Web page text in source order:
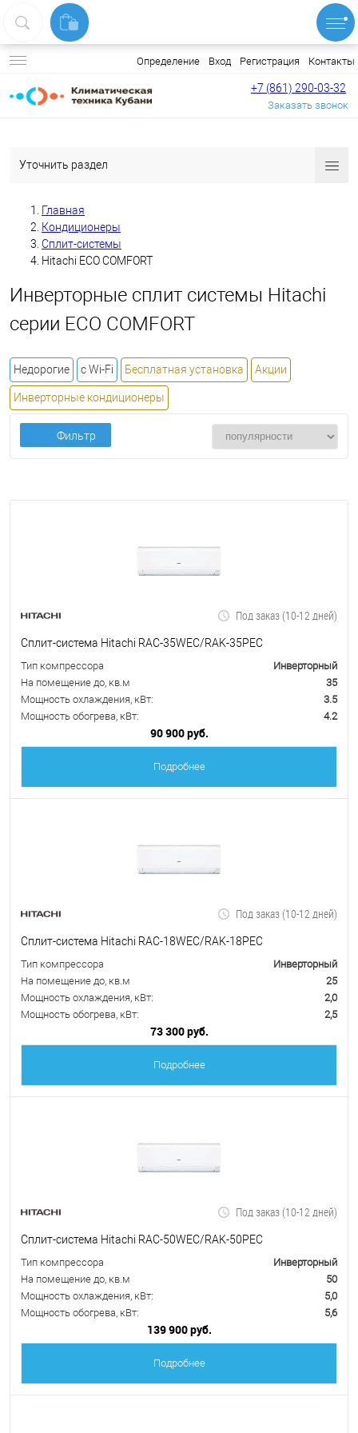
Определение Вход Регистрация Контакты
+7 (861) 290-03-32
Заказать звонок
Уточнить раздел
Главная
Кондиционеры
Сплит-системы
Hitachi ECO COMFORT
Инверторные сплит системы Hitachi
серии ECO COMFORT
Недорогие с Wi-Fi Бесплатная установка Акции
Инверторные кондиционеры
Фильтр
Под заказ (10-12 дней)
Сплит-система Hitachi RAC-35WEC/RAK-35PEC
Тип компрессора
Инверторный
На помещение до, кв.м
35
Мощность охлаждения, кВт:
3.5
Мощность обогрева, кВт:
4.2
90 900 руб.
Подробнее
Под заказ (10-12 дней)
Сплит-система Hitachi RAC-18WEC/RAK-18PEC
Тип компрессора
Инверторный
На помещение до, кв.м
25
Мощность охлаждения, кВт:
2,0
Мощность обогрева, кВт:
2,5
73 300 руб.
Подробнее
Под заказ (10-12 дней)
Сплит-система Hitachi RAC-50WEC/RAK-50PEC
Тип компрессора
Инверторный
На помещение до, кв.м
50
Мощность охлаждения, кВт:
5,0
Мощность обогрева, кВт:
5,6
139 900 руб.
Подробнее